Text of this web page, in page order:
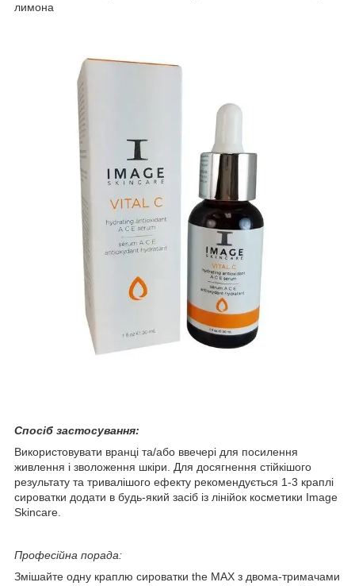
лимона
Спосіб застосування:
Використовувати вранці та/або ввечері для посилення
живлення і зволоження шкіри. Для досягнення стійкішого
результату та тривалішого ефекту рекомендується 1-3 краплі
сироватки додати в будь-який засіб із лінійок косметики Image
Skincare.
Професійна порада:
Змішайте одну краплю сироватки the MAX з двома-тримачами